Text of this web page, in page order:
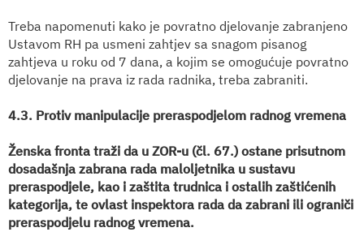
Treba napomenuti kako je povratno djelovanje zabranjeno
Ustavom RH pa usmeni zahtjev sa snagom pisanog
zahtjeva u roku od 7 dana, a kojim se omogućuje povratno
djelovanje na prava iz rada radnika, treba zabraniti.
4.3. Protiv manipulacije preraspodjelom radnog vremena
Ženska fronta traži da u ZOR-u (čl. 67.) ostane prisutnom
dosadašnja zabrana rada maloljetnika u sustavu
preraspodjele, kao i zaštita trudnica i ostalih zaštićenih
kategorija, te ovlast inspektora rada da zabrani ili ograniči
preraspodjelu radnog vremena.